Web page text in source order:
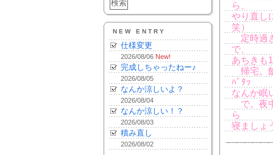
NEW ENTRY
仕様変更
2026/08/06 New!
完成しちゃったねー♪
2026/08/05
なんか涼しいよ？
2026/08/04
なんか涼しい！？
2026/08/03
積み直し
2026/08/02
ら、
やり直し
笑）
定時過
で、
あちきも
帰宅。
ﾊﾞﾀｯ
なんか眠
で。夜
ら
寝ましょ